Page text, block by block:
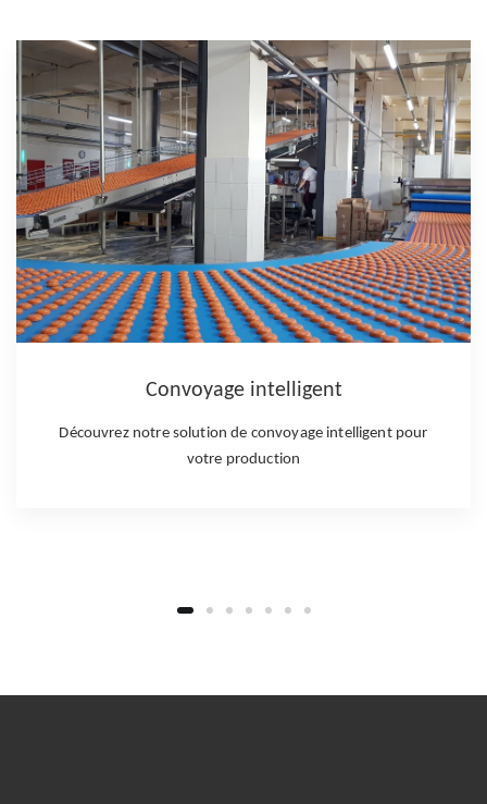
Regrouper / Diverger
Facilitez l’acheminement de vos produits à l’aide d’un
système dédié à vos besoins.